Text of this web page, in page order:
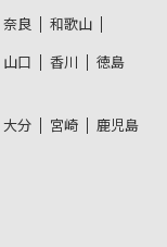
奈良 和歌山
山口 香川
徳島
大分 宮崎
鹿児島